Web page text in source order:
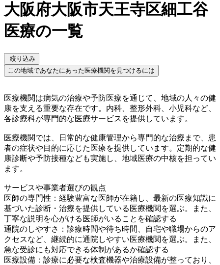
大阪府大阪市天王寺区細工谷
医療の一覧
絞り込み
この地域であなたにあった医療機関を見つけるには
医療機関は病気の治療や予防医療を通じて、地域の人々の健
康を支える重要な存在です。内科、整形外科、小児科など、
各診療科が専門的な医療サービスを提供しています。
医療機関では、日常的な健康管理から専門的な治療まで、患
者の症状や目的に応じた医療を提供しています。定期的な健
康診断や予防接種なども実施し、地域医療の中核を担ってい
ます。
サービスや事業者選びの観点
医師の専門性：経験豊富な医師が在籍し、最新の医療知識に
基づいた診断・治療を提供している医療機関を選ぶ。また、
丁寧な説明を心がける医師がいることを確認する
通院のしやすさ：診療時間や待ち時間、自宅や職場からのア
クセスなど、継続的に通院しやすい医療機関を選ぶ。また、
急な受診にも対応できる体制があるか確認する
医療設備：診療に必要な検査機器や治療設備が整っており、